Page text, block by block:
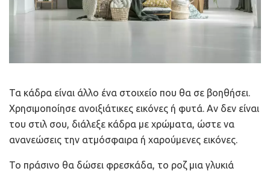
Τα κάδρα είναι άλλο ένα στοιχείο που θα σε βοηθήσει.
Χρησιμοποίησε ανοιξιάτικες εικόνες ή φυτά. Αν δεν είναι
του στιλ σου, διάλεξε κάδρα με χρώματα, ώστε να
ανανεώσεις την ατμόσφαιρα ή χαρούμενες εικόνες.
Το πράσινο θα δώσει φρεσκάδα, το ροζ μια γλυκιά